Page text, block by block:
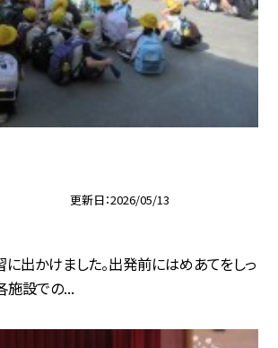
更新日 2026/05/13
出かけました。出発前にはめあてをしっ
施設での...